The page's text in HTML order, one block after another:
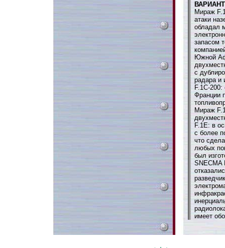
Мираж
атаки
обладал
запасом
Южной
с
радара и
F.1C-
Франции
Мираж
F.1E: в
с более
что
любых
был
SNECMA
имеет